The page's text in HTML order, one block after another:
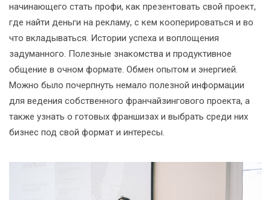
начинающего стать профи, как презентовать свой проект,
где найти деньги на рекламу, с кем кооперироваться и во
что вкладываться. Истории успеха и воплощения
задуманного. Полезные знакомства и продуктивное
общение в очном формате. Обмен опытом и энергией.
Можно было почерпнуть немало полезной информации
для ведения собственного франчайзингового проекта, а
также узнать о готовых франшизах и выбрать среди них
бизнес под свой формат и интересы.